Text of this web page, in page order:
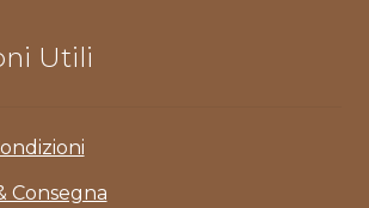
Utili
Consegna